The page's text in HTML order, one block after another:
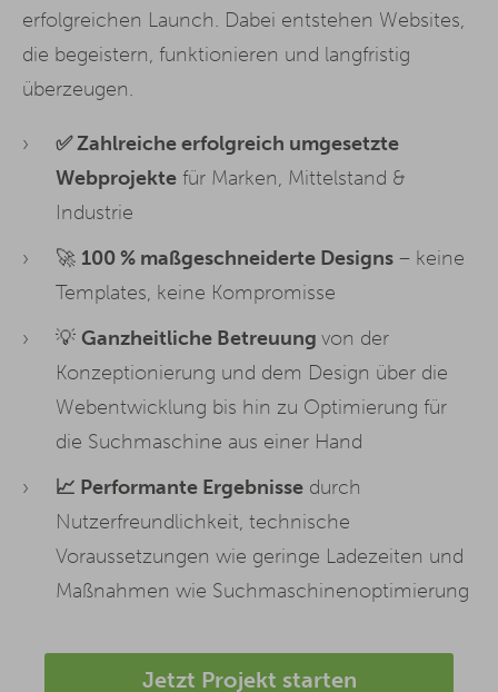
erfolgreichen Launch. Dabei entstehen Websites,
die begeistern, funktionieren und langfristig
überzeugen.
✅ Zahlreiche erfolgreich umgesetzte
Webprojekte für Marken, Mittelstand &
Industrie
🚀 100 % maßgeschneiderte Designs – keine
Templates, keine Kompromisse
💡 Ganzheitliche Betreuung von der
Konzeptionierung und dem Design über die
Webentwicklung bis hin zu Optimierung für
die Suchmaschine aus einer Hand
📈 Performante Ergebnisse durch
Nutzerfreundlichkeit, technische
Voraussetzungen wie geringe Ladezeiten und
Maßnahmen wie Suchmaschinenoptimierung
Jetzt Projekt starten